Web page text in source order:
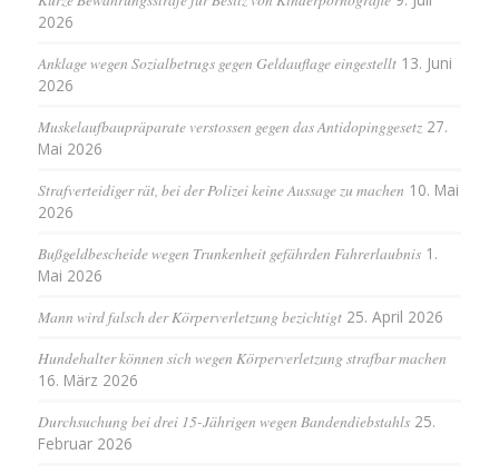
2026
Anklage wegen Sozialbetrugs gegen Geldauflage eingestellt 13. Juni
2026
Muskelaufbaupräparate verstossen gegen das Antidopinggesetz 27.
Mai 2026
Strafverteidiger rät, bei der Polizei keine Aussage zu machen 10. Mai
2026
Bußgeldbescheide wegen Trunkenheit gefährden Fahrerlaubnis 1.
Mai 2026
Mann wird falsch der Körperverletzung bezichtigt 25. April 2026
Hundehalter können sich wegen Körperverletzung strafbar machen
16. März 2026
Durchsuchung bei drei 15-Jährigen wegen Bandendiebstahls 25.
Februar 2026